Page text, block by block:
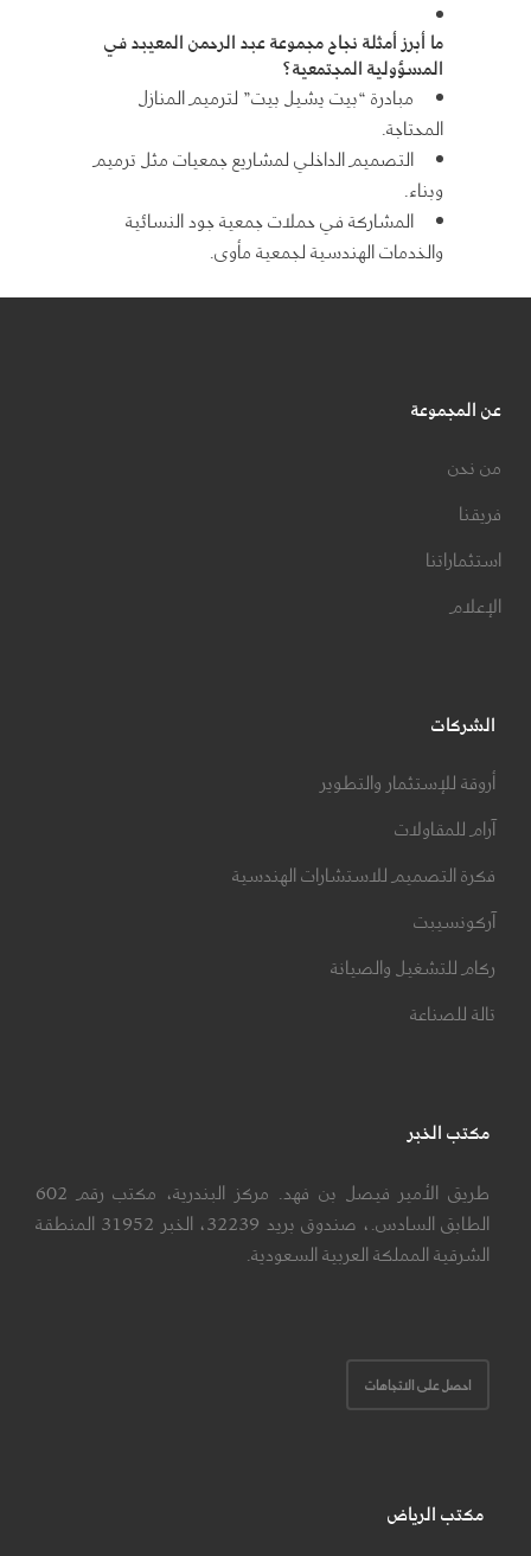
ما أبرز أمثلة نجاح مجموعة عبد الرحمن المعيبد في
المسؤولية المجتمعية؟
مبادرة “بيت يشيل بيت” لترميم المنازل
المحتاجة.
التصميم الداخلي لمشاريع جمعيات مثل ترميم
وبناء.
المشاركة في حملات جمعية جود النسائية
والخدمات الهندسية لجمعية مأوى.
عن المجموعة
من نحن
فريقنا
استثماراتنا
الإعلام
الشركات
أروقة للإستثمار والتطوير
آرام للمقاولات
فكرة التصميم للاستشارات الهندسية
آركونسيبت
ركام للتشغيل والصيانة
تالة للصناعة
مكتب الخبر
طريق الأمير فيصل بن فهد. مركز البندرية، مكتب رقم 602
الطابق السادس.، صندوق بريد 32239، الخبر 31952 المنطقة
الشرقية المملكة العربية السعودية.
احصل على الاتجاهات
مكتب الرياض